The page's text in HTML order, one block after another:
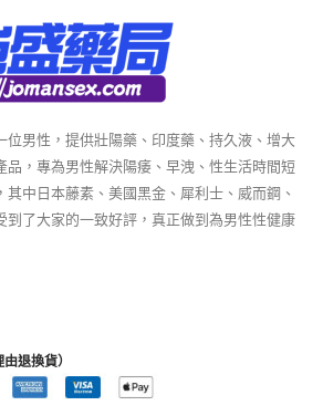
位男性，提供壯陽藥、印度藥、持久液、增大
品，專為男性解決陽痿、早洩、性生活時間短
中日本藤素、美國黑金、犀利士、威而鋼、
到了大家的一致好評，真正做到為男性性健康
退換貨）